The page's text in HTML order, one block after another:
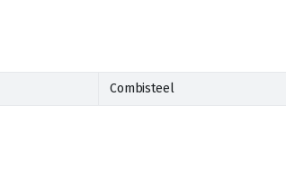
Combisteel